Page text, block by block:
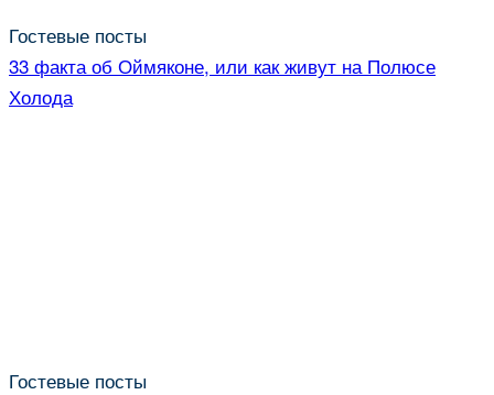
Гостевые посты
33 факта об Оймяконе, или как живут на Полюсе
Холода
Гостевые посты